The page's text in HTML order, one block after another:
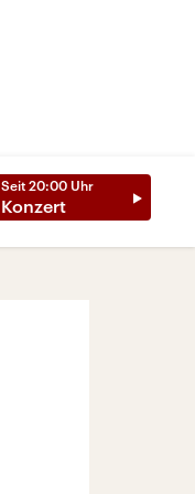
Seit 20:00 Uhr
Konzert